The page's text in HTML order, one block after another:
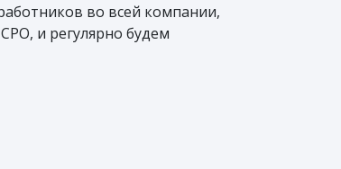
во всей компании,
и регулярно будем